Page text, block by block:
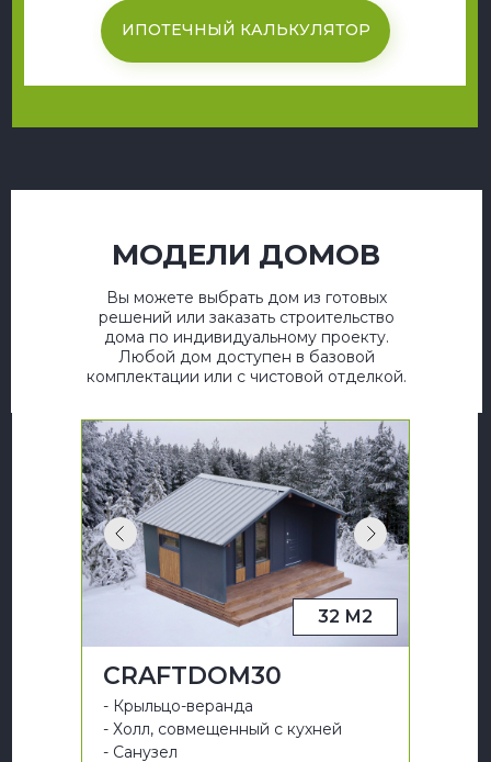
ИПОТЕЧНЫЙ КАЛЬКУЛЯТОР
МОДЕЛИ ДОМОВ
Вы можете выбрать дом из готовых
решений или заказать строительство
дома по индивидуальному проекту.
Любой дом доступен в базовой
комплектации или с чистовой отделкой.
CRAFTDOM30
- Крыльцо-веранда
- Холл, совмещенный с кухней
- Санузел
32 М2